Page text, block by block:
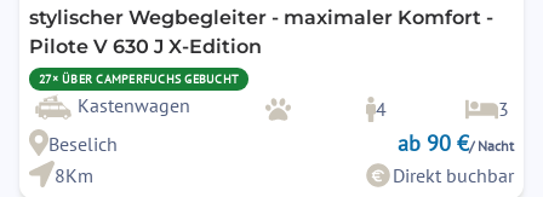
stylischer Wegbegleiter - maximaler Komfort -
Pilote V 630 J X-Edition
27× ÜBER CAMPERFUCHS GEBUCHT
Kastenwagen 4
3
Beselich
ab 90 €/ Nacht
8Km Direkt buchbar